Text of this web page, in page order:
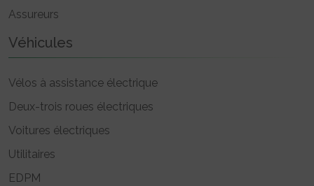
Assureurs
Véhicules
Vélos à assistance électrique
Deux-trois roues électriques
Voitures électriques
Utilitaires
EDPM